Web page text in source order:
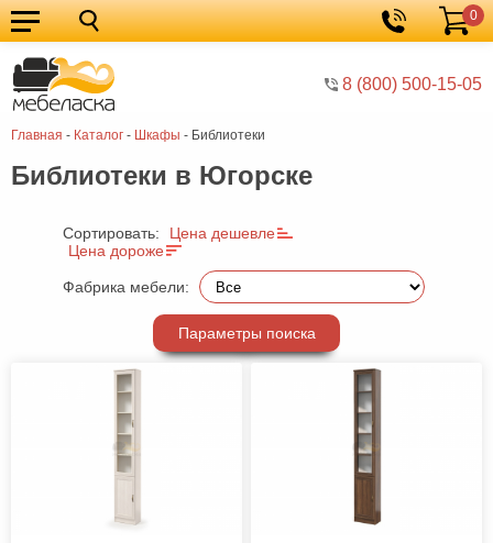
8 (800) 500-15-05
Корзина
0
Главная - Каталог - Шкафы - Библиотеки
Кухонные
гарнитуры
Мебель
для
кухни
Мебель
для
спальни
Кровати
Шкафы
Детская
Библиотеки в Югорске
Сортировать:
Цена дешевле
Цена дороже
Фабрика мебели:
Параметры поиска